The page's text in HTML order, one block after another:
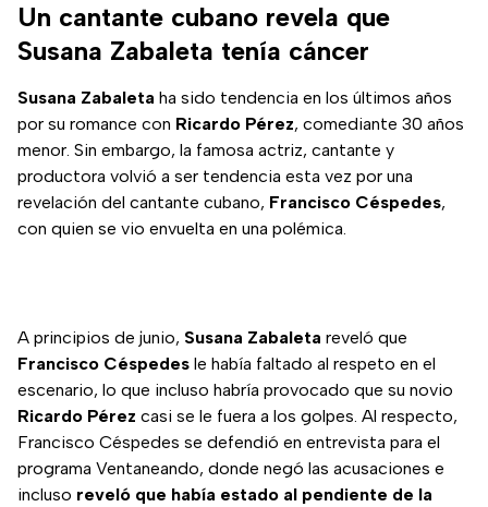
Un cantante cubano revela que
Susana Zabaleta tenía cáncer
Susana Zabaleta ha sido tendencia en los últimos años
por su romance con Ricardo Pérez, comediante 30 años
menor. Sin embargo, la famosa actriz, cantante y
productora volvió a ser tendencia esta vez por una
revelación del cantante cubano, Francisco Céspedes,
con quien se vio envuelta en una polémica.
A principios de junio, Susana Zabaleta reveló que
Francisco Céspedes le había faltado al respeto en el
escenario, lo que incluso habría provocado que su novio
Ricardo Pérez casi se le fuera a los golpes. Al respecto,
Francisco Céspedes se defendió en entrevista para el
programa Ventaneando, donde negó las acusaciones e
incluso reveló que había estado al pendiente de la